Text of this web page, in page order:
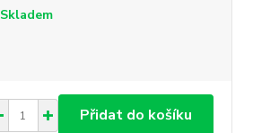
Skladem
Přidat do košíku